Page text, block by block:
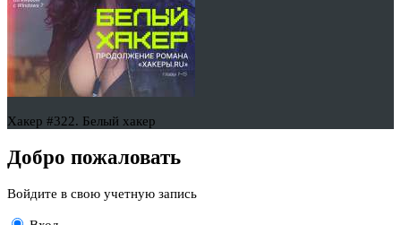
Хакер #322. Белый хакер
Добро пожаловать
Войдите в свою учетную запись